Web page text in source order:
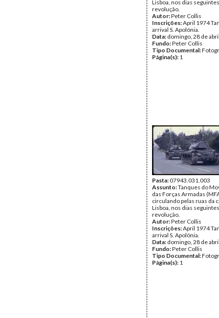
Lisboa, nos dias
revolução.
Autor:Peter Collis
Inscrições:April 1974
arrival S. Apolónia.
Data: domingo, 28 de
Fundo:Peter Collis
Tipo Documental:
Página(s): 1
Pasta:07943.031.003
Assunto:Tanques do
das Forças Armadas
circulando pelas ruas da
Lisboa, nos dias
revolução.
Autor:Peter Collis
Inscrições:April 1974
arrival S. Apolónia.
Data: domingo, 28 de
Fundo:Peter Collis
Tipo Documental:
Página(s): 1